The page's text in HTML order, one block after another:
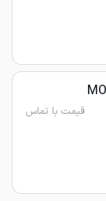
قیمت با تماس